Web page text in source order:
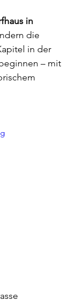
in
die
in der
– mit